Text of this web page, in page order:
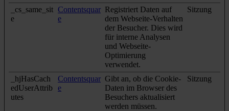
_cs_same_sit
e
Contentsquar
e
Registriert Daten auf
dem Webseite-Verhalten
der Besucher. Dies wird
für interne Analysen
und Webseite-
Optimierung
verwendet.
Sitzung
_hjHasCach
edUserAttrib
utes
Contentsquar
e
Gibt an, ob die Cookie-
Daten im Browser des
Besuchers aktualisiert
werden müssen.
Sitzung